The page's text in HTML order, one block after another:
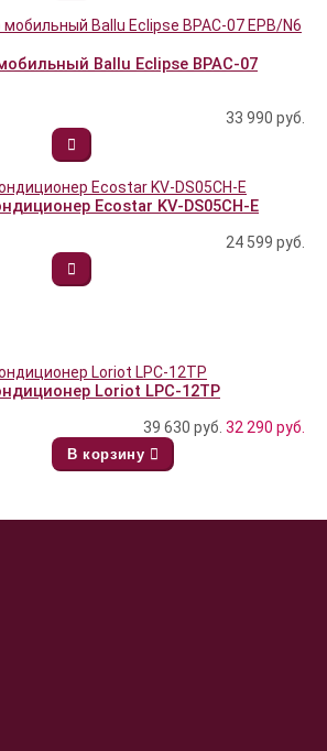
Ballu Eclipse BPAC-07
33 990 руб.
Ecostar KV-DS05CH-E
24 599 руб.
Loriot LPC-12TP
39 630 руб. 32 290 руб.
В корзину